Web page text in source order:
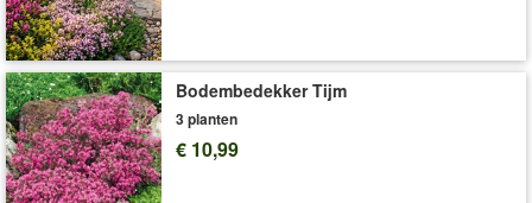
'Aardappelen'
Plant- en Verzorgingstips
Bodembedekker Tijm
3 planten
€ 10,99